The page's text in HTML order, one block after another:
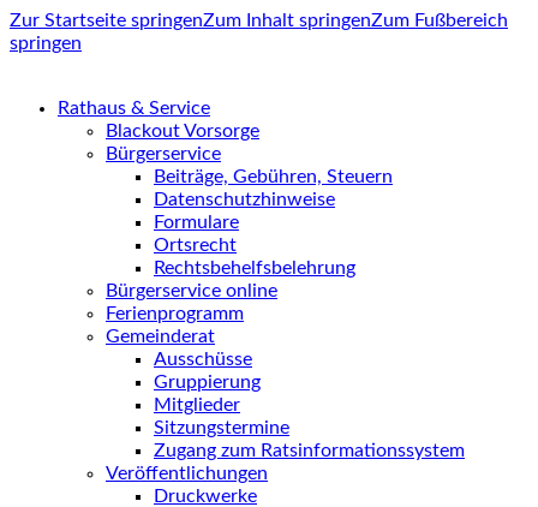
Zur Startseite springenZum Inhalt springenZum Fußbereich
springen
Rathaus & Service
Blackout Vorsorge
Bürgerservice
Beiträge, Gebühren, Steuern
Datenschutzhinweise
Formulare
Ortsrecht
Rechtsbehelfsbelehrung
Bürgerservice online
Ferienprogramm
Gemeinderat
Ausschüsse
Gruppierung
Mitglieder
Sitzungstermine
Zugang zum Ratsinformationssystem
Veröffentlichungen
Druckwerke